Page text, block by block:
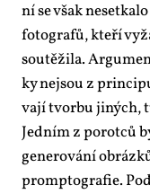
ní se však
fo­to­gra­fů, kte­ří
sou­tě­ži­la.
ky nejsou z
va­jí tvor­bu ji­ných,
Jed­ním z po­rot­ců
ge­ne­ro­vá­ní
prompto­gra­fie.